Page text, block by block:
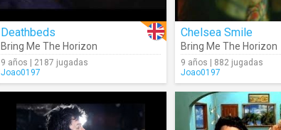
Deathbeds
Bring Me The Horizon
9 años | 2187 jugadas
Joao0197
Chelsea Smile
Bring Me The Horizon
9 años | 882 jugadas
Joao0197